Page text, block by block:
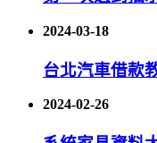
2024-03-18
台北汽車借款
2024-02-26